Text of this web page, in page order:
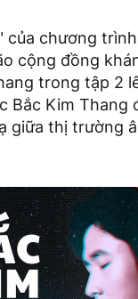
của chương
cộng đồng
trong tập 2
Bắc Kim Thang
giữa thị trường